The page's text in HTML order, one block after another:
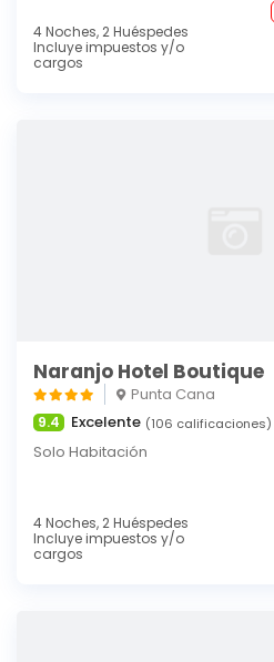
4 Noches, 2 Huéspedes
Incluye impuestos y/o
cargos
Naranjo Hotel Boutique
Punta Cana
9.4 Excelente (106 calificaciones)
Solo Habitación
4 Noches, 2 Huéspedes
Incluye impuestos y/o
cargos